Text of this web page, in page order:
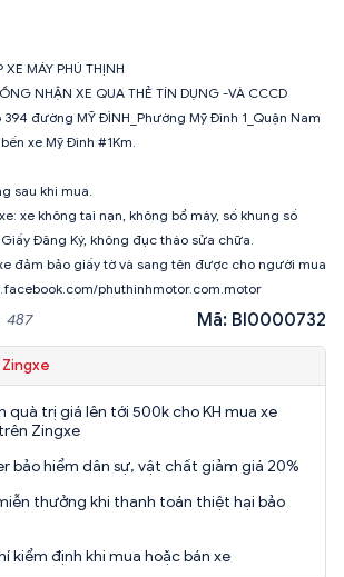
MÁY PHÚ THỊNH
NHẬN XE QUA THẺ TÍN DỤNG -VÀ CCCD
394 đường MỸ ĐÌNH_Phường Mỹ Đình 1_Quận Nam
xe Mỹ Đình #1Km.
sau khi mua.
xe không tai nạn, không bổ máy, số khung số
Đăng Ký, không đục tháo sửa chữa.
đảm bảo giấy tờ và sang tên được cho người mua
phuthinhmotor.com.motor
487 Mã: BI0000732
Zingxe
quà trị giá lên tới 500k cho KH mua xe
Zingxe
bảo hiểm dân sự, vật chất giảm giá 20%
thưởng khi thanh toán thiệt hại bảo
kiểm định khi mua hoặc bán xe